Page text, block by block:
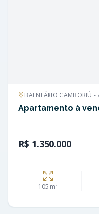
BALNEÁRIO CAMBORIÚ -
Apartamento à
R$ 1.350.000
105 m²